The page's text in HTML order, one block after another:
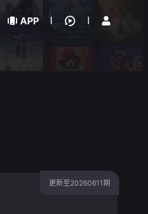
APP
更新至20260611期